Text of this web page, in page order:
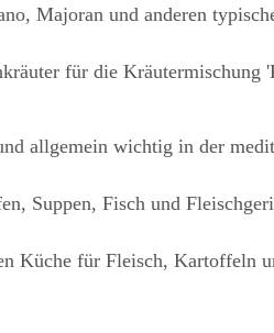
Majoran und anderen
für die Kräutermischung
allgemein wichtig in der
Suppen, Fisch und
Küche für Fleisch, Kartoffeln